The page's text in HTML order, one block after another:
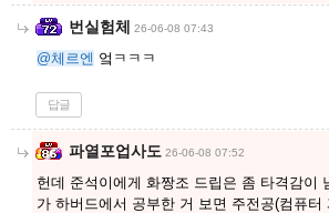
번실험체 26-06-08 07:43
@체르엔 엌ㅋㅋㅋ
답글
파열포업사도 26-06-08 07:52
헌데 준석이에게 화짱조 드립은 좀 타격감이
가 하버드에서 공부한 거 보면 주전공(컴퓨터